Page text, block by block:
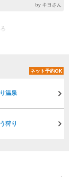
by キヨさん
ネット予約OK
温泉
狩り